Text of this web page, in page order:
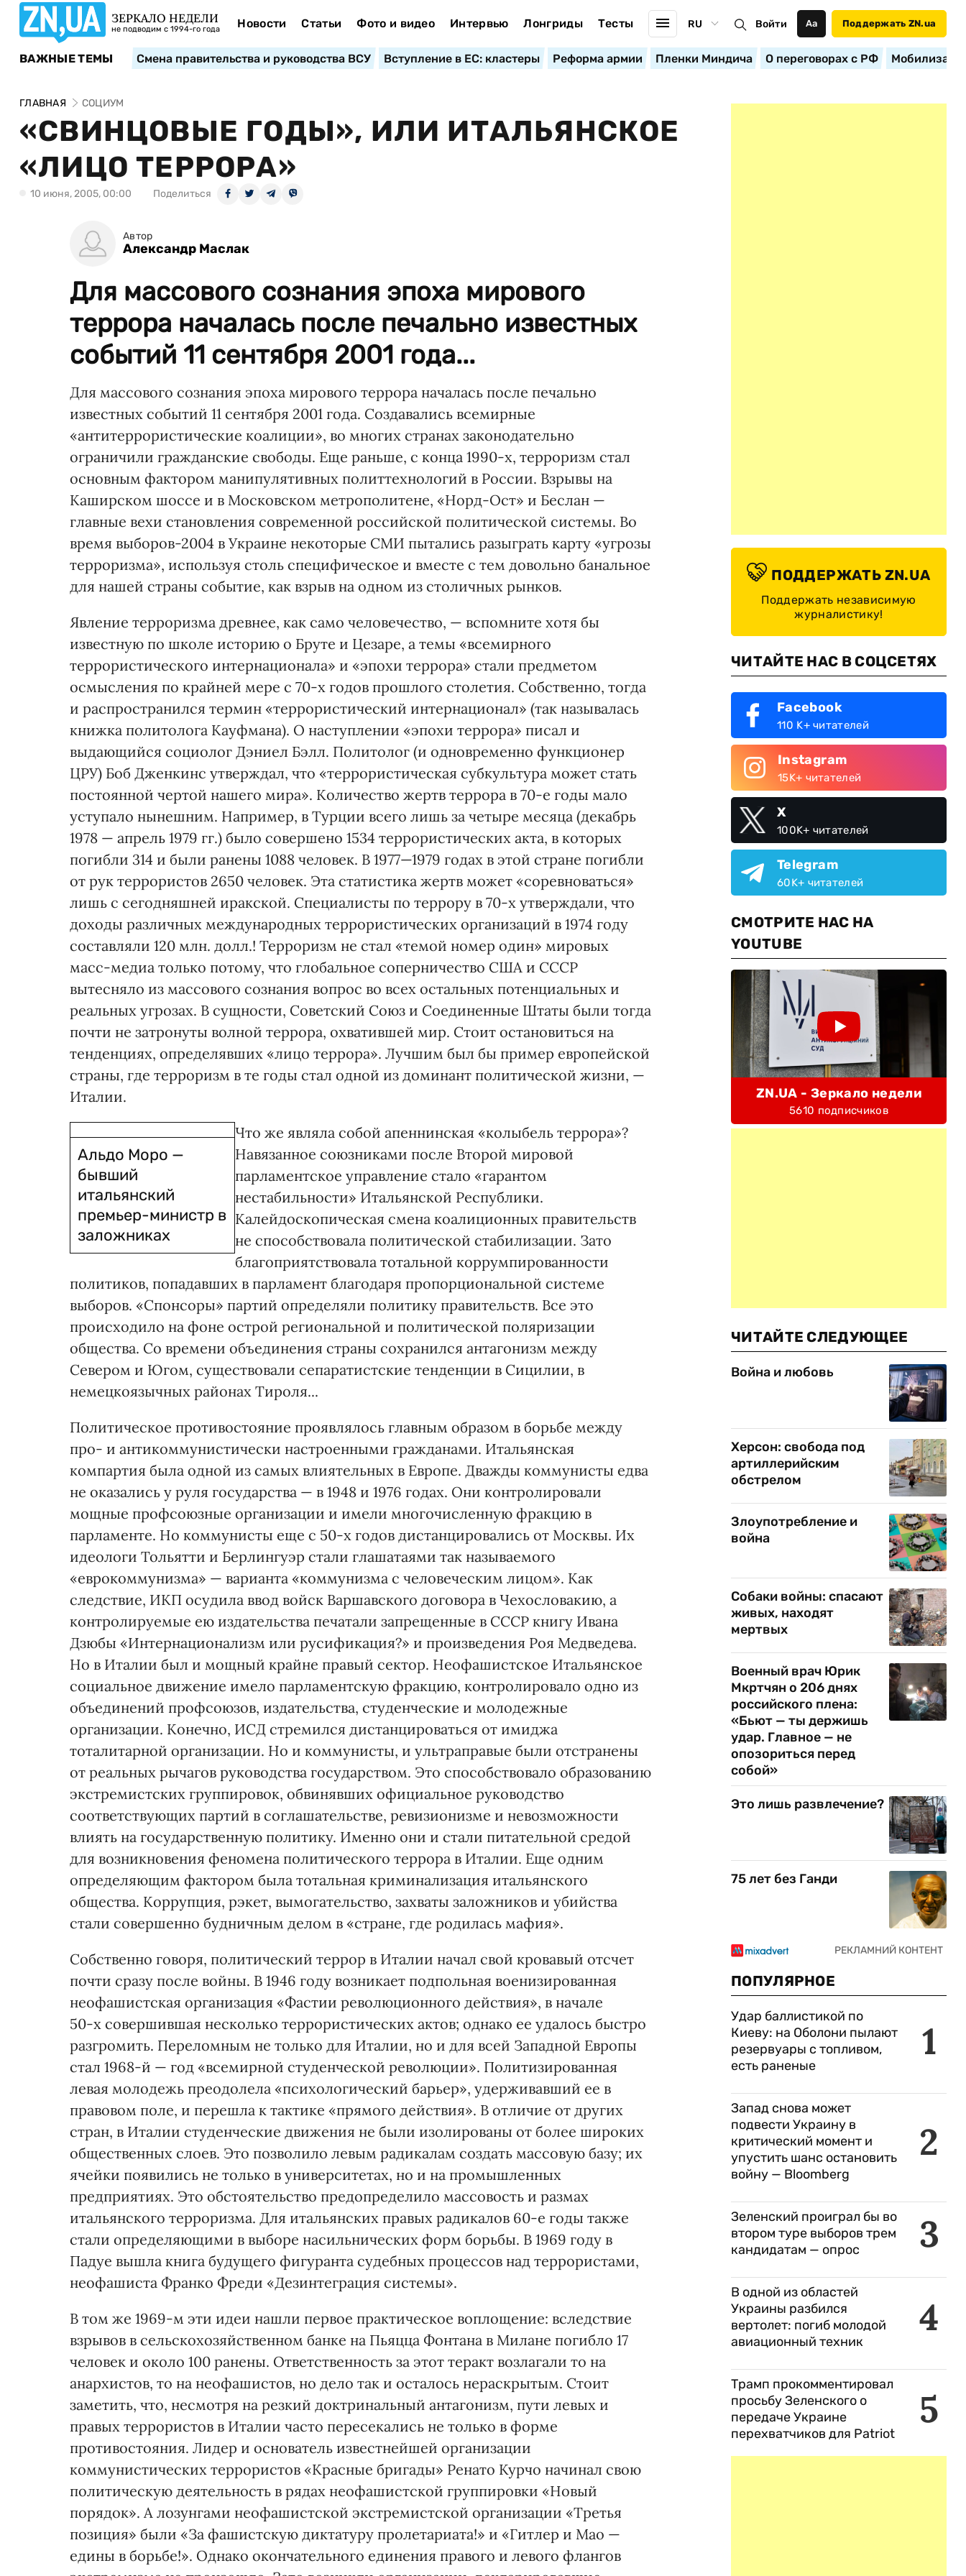
ЗЕРКАЛО НЕДЕЛИ
не подводим с 1994-го года Новости Статьи Фото и видео Интервью Лонгриды Тесты RU Войти Аа Поддержать ZN.ua
ВАЖНЫЕ ТЕМЫ Смена правительства и руководства ВСУ Вступление в ЕС: кластеры Реформа армии Пленки Миндича О переговорах с РФ
ГЛАВНАЯ СОЦИУМ
«СВИНЦОВЫЕ ГОДЫ», ИЛИ ИТАЛЬЯНСКОЕ
«ЛИЦО ТЕРРОРА»
10 июня, 2005, 00:00 Поделиться
Автор
Александр Маслак
Для массового сознания эпоха мирового
террора началась после печально известных
событий 11 сентября 2001 года...
Для массового сознания эпоха мирового террора началась после печально
известных событий 11 сентября 2001 года. Создавались всемирные
«антитеррористические коалиции», во многих странах законодательно
ограничили гражданские свободы. Еще раньше, с конца 1990-х, терроризм стал
основным фактором манипулятивных политтехнологий в России. Взрывы на
Каширском шоссе и в Московском метрополитене, «Норд-Ост» и Беслан —
главные вехи становления современной российской политической системы. Во
время выборов-2004 в Украине некоторые СМИ пытались разыграть карту «угрозы
терроризма», используя столь специфическое и вместе с тем довольно банальное
для нашей страны событие, как взрыв на одном из столичных рынков.
Явление терроризма древнее, как само человечество, — вспомните хотя бы
известную по школе историю о Бруте и Цезаре, а темы «всемирного
террористического интернационала» и «эпохи террора» стали предметом
осмысления по крайней мере с 70-х годов прошлого столетия. Собственно, тогда
и распространился термин «террористический интернационал» (так называлась
книжка политолога Кауфмана). О наступлении «эпохи террора» писал и
выдающийся социолог Дэниел Бэлл. Политолог (и одновременно функционер
ЦРУ) Боб Дженкинс утверждал, что «террористическая субкультура может стать
постоянной чертой нашего мира». Количество жертв террора в 70-е годы мало
уступало нынешним. Например, в Турции всего лишь за четыре месяца (декабрь
1978 — апрель 1979 гг.) было совершено 1534 террористических акта, в которых
погибли 314 и были ранены 1088 человек. В 1977—1979 годах в этой стране погибли
от рук террористов 2650 человек. Эта статистика жертв может «соревноваться»
лишь с сегодняшней иракской. Специалисты по террору в 70-х утверждали, что
доходы различных международных террористических организаций в 1974 году
составляли 120 млн. долл.! Терроризм не стал «темой номер один» мировых
масс-медиа только потому, что глобальное соперничество США и СССР
вытесняло из массового сознания вопрос во всех остальных потенциальных и
реальных угрозах. В сущности, Советский Союз и Соединенные Штаты были тогда
почти не затронуты волной террора, охватившей мир. Стоит остановиться на
тенденциях, определявших «лицо террора». Лучшим был бы пример европейской
страны, где терроризм в те годы стал одной из доминант политической жизни, —
Италии.
Альдо Моро —
бывший
итальянский
премьер-министр в
заложниках
Что же являла собой апеннинская «колыбель террора»?
Навязанное союзниками после Второй мировой
парламентское управление стало «гарантом
нестабильности» Итальянской Республики.
Калейдоскопическая смена коалиционных правительств
не способствовала политической стабилизации. Зато
благоприятствовала тотальной коррумпированности
политиков, попадавших в парламент благодаря пропорциональной системе
выборов. «Спонсоры» партий определяли политику правительств. Все это
происходило на фоне острой региональной и политической поляризации
общества. Со времени объединения страны сохранился антагонизм между
Севером и Югом, существовали сепаратистские тенденции в Сицилии, в
немецкоязычных районах Тироля...
Политическое противостояние проявлялось главным образом в борьбе между
про- и антикоммунистически настроенными гражданами. Итальянская
компартия была одной из самых влиятельных в Европе. Дважды коммунисты едва
не оказались у руля государства — в 1948 и 1976 годах. Они контролировали
мощные профсоюзные организации и имели многочисленную фракцию в
парламенте. Но коммунисты еще с 50-х годов дистанцировались от Москвы. Их
идеологи Тольятти и Берлингуэр стали глашатаями так называемого
«еврокоммунизма» — варианта «коммунизма с человеческим лицом». Как
следствие, ИКП осудила ввод войск Варшавского договора в Чехословакию, а
контролируемые ею издательства печатали запрещенные в СССР книгу Ивана
Дзюбы «Интернационализм или русификация?» и произведения Роя Медведева.
Но в Италии был и мощный крайне правый сектор. Неофашистское Итальянское
социальное движение имело парламентскую фракцию, контролировало одно из
объединений профсоюзов, издательства, студенческие и молодежные
организации. Конечно, ИСД стремился дистанцироваться от имиджа
тоталитарной организации. Но и коммунисты, и ультраправые были отстранены
от реальных рычагов руководства государством. Это способствовало образованию
экстремистских группировок, обвинявших официальное руководство
соответствующих партий в соглашательстве, ревизионизме и невозможности
влиять на государственную политику. Именно они и стали питательной средой
для возникновения феномена политического террора в Италии. Еще одним
определяющим фактором была тотальная криминализация итальянского
общества. Коррупция, рэкет, вымогательство, захваты заложников и убийства
стали совершенно будничным делом в «стране, где родилась мафия».
Собственно говоря, политический террор в Италии начал свой кровавый отсчет
почти сразу после войны. В 1946 году возникает подпольная военизированная
неофашистская организация «Фастии революционного действия», в начале
50-х совершившая несколько террористических актов; однако ее удалось быстро
разгромить. Переломным не только для Италии, но и для всей Западной Европы
стал 1968-й — год «всемирной студенческой революции». Политизированная
левая молодежь преодолела «психологический барьер», удерживавший ее в
правовом поле, и перешла к тактике «прямого действия». В отличие от других
стран, в Италии студенческие движения не были изолированы от более широких
общественных слоев. Это позволило левым радикалам создать массовую базу; их
ячейки появились не только в университетах, но и на промышленных
предприятиях. Это обстоятельство предопределило массовость и размах
итальянского терроризма. Для итальянских правых радикалов 60-е годы также
стали определяющими в выборе насильнических форм борьбы. В 1969 году в
Падуе вышла книга будущего фигуранта судебных процессов над террористами,
неофашиста Франко Фреди «Дезинтеграция системы».
В том же 1969-м эти идеи нашли первое практическое воплощение: вследствие
взрывов в сельскохозяйственном банке на Пьяцца Фонтана в Милане погибло 17
человек и около 100 ранены. Ответственность за этот теракт возлагали то на
анархистов, то на неофашистов, но дело так и осталось нераскрытым. Стоит
заметить, что, несмотря на резкий доктринальный антагонизм, пути левых и
правых террористов в Италии часто пересекались не только в форме
противостояния. Лидер и основатель известнейшей организации
коммунистических террористов «Красные бригады» Ренато Курчо начинал свою
политическую деятельность в рядах неофашистской группировки «Новый
порядок». А лозунгами неофашистской экстремистской организации «Третья
позиция» были «За фашистскую диктатуру пролетариата!» и «Гитлер и Мао —
едины в борьбе!». Однако окончательного единения правого и левого флангов
ПОДДЕРЖАТЬ ZN.UA
Поддержать независимую
журналистику!
ЧИТАЙТЕ НАС В СОЦСЕТЯХ
Facebook
110 K+ читателей
Instagram
15K+ читателей
X
100K+ читателей
Telegram
60K+ читателей
СМОТРИТЕ НАС НА
YOUTUBE
ZN.UA - Зеркало недели
5610 подписчиков
ЧИТАЙТЕ СЛЕДУЮЩЕЕ
Война и любовь
Херсон: свобода под
артиллерийским
обстрелом
Злоупотребление и
война
Собаки войны: спасают
живых, находят
мертвых
Военный врач Юрик
Мкртчян о 206 днях
российского плена:
«Бьют — ты держишь
удар. Главное — не
опозориться перед
собой»
Это лишь развлечение?
75 лет без Ганди
ПОПУЛЯРНОЕ
1
Удар баллистикой по
Киеву: на Оболони пылают
резервуары с топливом,
есть раненые
2
Запад снова может
подвести Украину в
критический момент и
упустить шанс остановить
войну — Bloomberg
3
Зеленский проиграл бы во
втором туре выборов трем
кандидатам — опрос
4
В одной из областей
Украины разбился
вертолет: погиб молодой
авиационный техник
5
Трамп прокомментировал
просьбу Зеленского о
передаче Украине
перехватчиков для Patriot